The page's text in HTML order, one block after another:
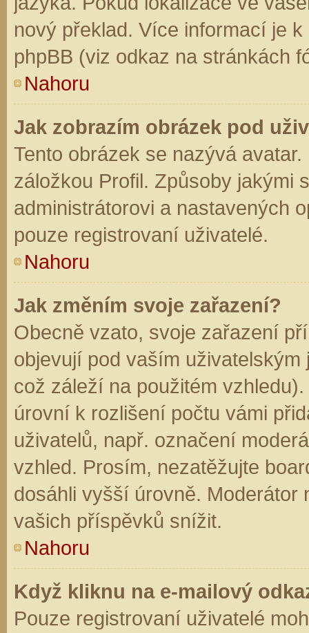
nový překlad. Více informací je
phpBB (viz odkaz na stránkách
Nahoru
Jak zobrazím obrázek pod
Tento obrázek se nazývá
záložkou Profil. Způsoby jakými
administrátorovi a nastavených
pouze registrovaní uživatelé.
Nahoru
Jak změním svoje zařazení?
Obecně vzato, svoje zařazení
objevují pod vaším
což záleží na použitém
úrovní k rozlišení počtu vámi
uživatelů, např. označení
vzhled. Prosím, nezatěžujte
dosáhli vyšší úrovně. Moderátor
vašich příspěvků snížit.
Nahoru
Když kliknu na e-mailový
Pouze registrovaní uživatelé